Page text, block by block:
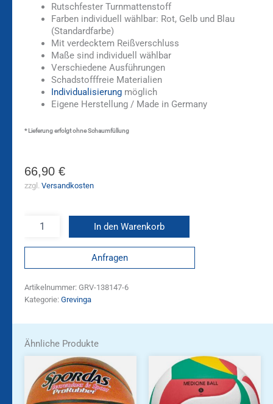
Rutschfester Turnmattenstoff
Farben individuell wählbar: Rot, Gelb und Blau
(Standardfarbe)
Mit verdecktem Reißverschluss
Maße sind individuell wählbar
Verschiedene Ausführungen
Schadstofffreie Materialien
Individualisierungmöglich
Eigene Herstellung / Made in Germany
* Lieferung erfolgt ohne Schaumfüllung
66,90 €
zzgl. Versandkosten
In den Warenkorb
Anfragen
Artikelnummer: GRV-138147-6
Kategorie: Grevinga
Ähnliche Produkte